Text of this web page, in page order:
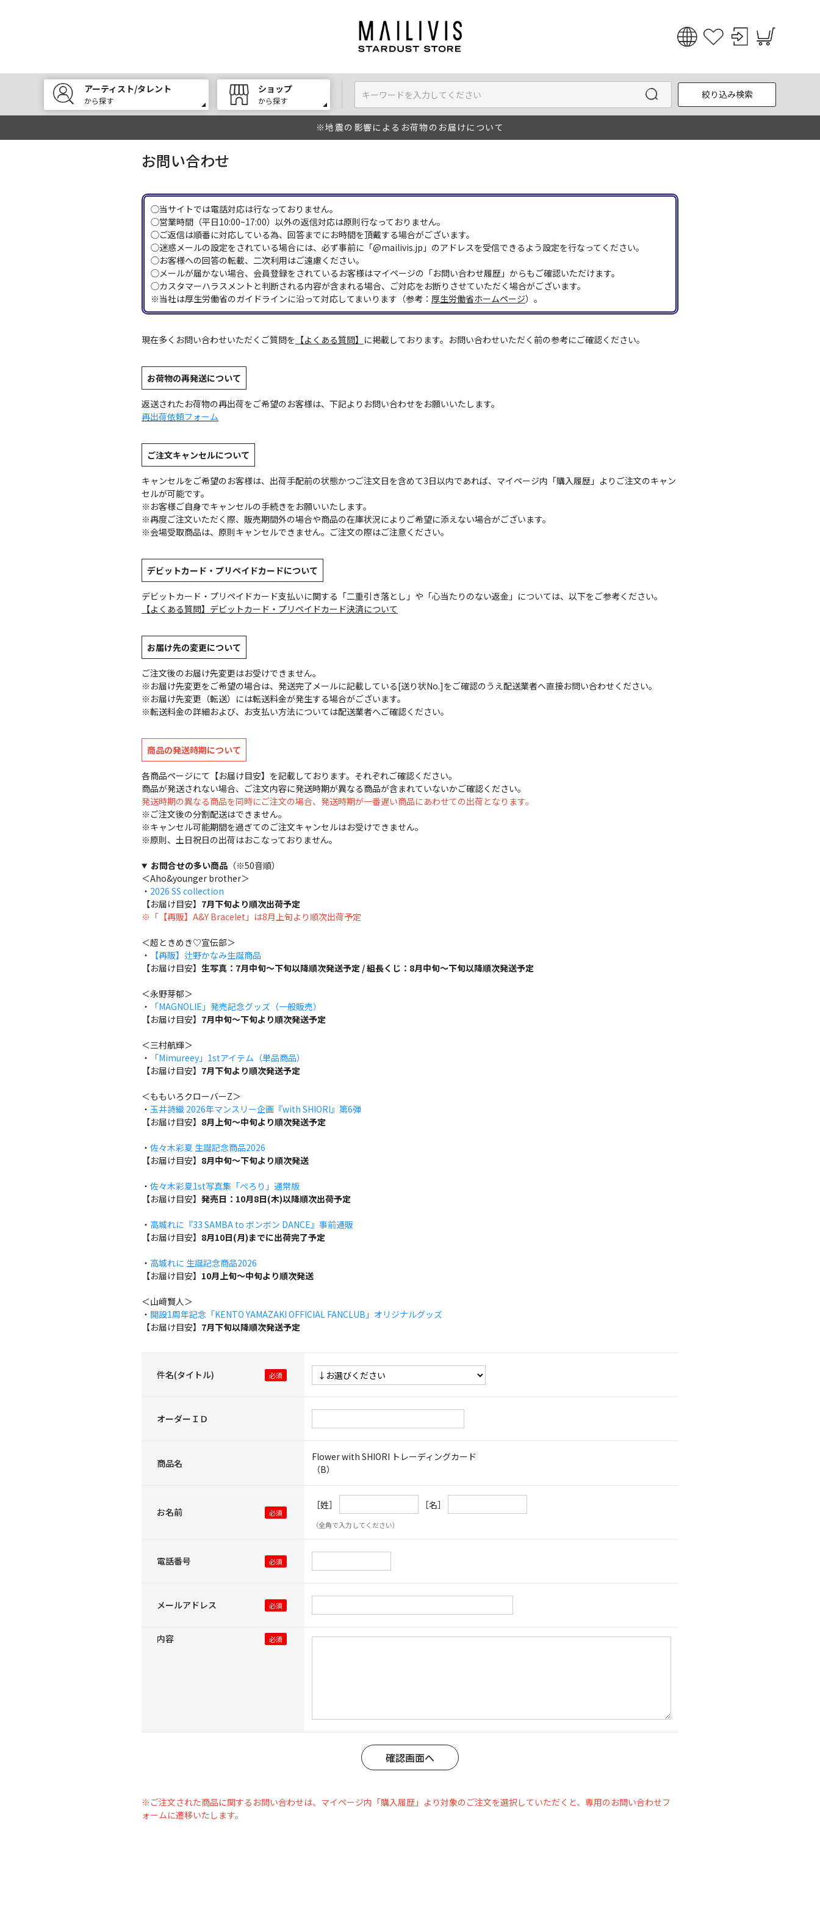
English
한국어
アーティスト/タレント
から探す
ショップ
から探す
絞り込み検索
※地震の影響によるお荷物のお届けについて
お問い合わせ
◯当サイトでは電話対応は行なっておりません。
◯営業時間（平日10:00~17:00）以外の返信対応は原則行なっておりません。
◯ご返信は順番に対応している為、回答までにお時間を頂戴する場合がございます。
◯迷惑メールの設定をされている場合には、必ず事前に「@mailivis.jp」のアドレスを受信できるよう設定を行なってください。
◯お客様への回答の転載、二次利用はご遠慮ください。
◯メールが届かない場合、会員登録をされているお客様はマイページの「お問い合わせ履歴」からもご確認いただけます。
◯カスタマーハラスメントと判断される内容が含まれる場合、ご対応をお断りさせていただく場合がございます。
※当社は厚生労働省のガイドラインに沿って対応してまいります（参考： 厚生労働省ホームページ）。
現在多くお問い合わせいただくご質問を 【よくある質問】 に掲載しております。お問い合わせいただく前の参考にご確認ください。
お荷物の再発送について
返送されたお荷物の再出荷をご希望のお客様は、下記よりお問い合わせをお願いいたします。
再出荷依頼フォーム
ご注文キャンセルについて
キャンセルをご希望のお客様は、出荷手配前の状態かつご注文日を含めて3日以内であれば、マイページ内「購入履歴」よりご注文のキャン
セルが可能です。
※お客様ご自身でキャンセルの手続きをお願いいたします。
※再度ご注文いただく際、販売期間外の場合や商品の在庫状況によりご希望に添えない場合がございます。
※会場受取商品は、原則キャンセルできません。ご注文の際はご注意ください。
デビットカード・プリペイドカードについて
デビットカード・プリペイドカード支払いに関する「二重引き落とし」や「心当たりのない返金」については、以下をご参考ください。
【よくある質問】デビットカード・プリペイドカード決済について
お届け先の変更について
ご注文後のお届け先変更はお受けできません。
※お届け先変更をご希望の場合は、発送完了メールに記載している[送り状No.]をご確認のうえ配送業者へ直接お問い合わせください。
※お届け先変更（転送）には転送料金が発生する場合がございます。
※転送料金の詳細および、お支払い方法については配送業者へご確認ください。
商品の発送時期について
各商品ページにて【お届け目安】を記載しております。それぞれご確認ください。
商品が発送されない場合、ご注文内容に発送時期が異なる商品が含まれていないかご確認ください。
発送時期の異なる商品を同時にご注文の場合、発送時期が一番遅い商品にあわせての出荷となります。
※ご注文後の分割配送はできません。
※キャンセル可能期間を過ぎてのご注文キャンセルはお受けできません。
※原則、土日祝日の出荷はおこなっておりません。
お問合せの多い商品（※50音順）
＜Aho&younger brother＞
・ 2026 SS collection
【お届け目安】 7月下旬より順次出荷予定
※「【再販】A&Y Bracelet」は8月上旬より順次出荷予定
＜超ときめき♡宣伝部＞
・
【再販】辻野かなみ生誕商品
【お届け目安】 生写真：7月中旬～下旬以降順次発送予定 / 組長くじ：8月中旬～下旬以降順次発送予定
＜永野芽郁＞
・
「MAGNOLIE」発売記念グッズ（一般販売）
【お届け目安】 7月中旬～下旬より順次発送予定
＜三村航輝＞
・
「Mimureey」1stアイテム（単品商品）
【お届け目安】 7月下旬より順次発送予定
＜ももいろクローバーZ＞
・ 玉井詩織 2026年マンスリー企画『with SHIORI』第6弾
【お届け目安】 8月上旬～中旬より順次発送予定
・ 佐々木彩夏 生誕記念商品2026
【お届け目安】 8月中旬～下旬より順次発送
・ 佐々木彩夏1st写真集「ぺろり」通常版
【お届け目安】 発売日：10月8日(木)以降順次出荷予定
・ 高城れに『33 SAMBA to ボンボン DANCE』事前通販
【お届け目安】 8月10日(月)までに出荷完了予定
・ 高城れに 生誕記念商品2026
【お届け目安】 10月上旬～中旬より順次発送
＜山﨑賢人＞
・ 開設1周年記念「KENTO YAMAZAKI OFFICIAL FANCLUB」オリジナルグッズ
【お届け目安】 7月下旬以降順次発送予定
件名(タイトル)
オーダーＩＤ
商品名
Flower with SHIORI トレーディングカード
（B）
お名前
［姓］ ［名］
（全角で入力してください）
電話番号
メールアドレス
内容
※ご注文された商品に関するお問い合わせは、マイページ内「購入履歴」より対象のご注文を選択していただくと、専用のお問い合わせフ
ォームに遷移いたします。